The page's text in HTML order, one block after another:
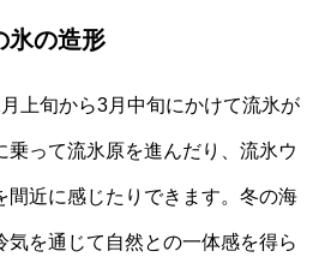
氷の造形
上旬から3月中旬にかけて流氷が
乗って流氷原を進んだり、流氷ウ
間近に感じたりできます。冬の海
気を通じて自然との一体感を得ら